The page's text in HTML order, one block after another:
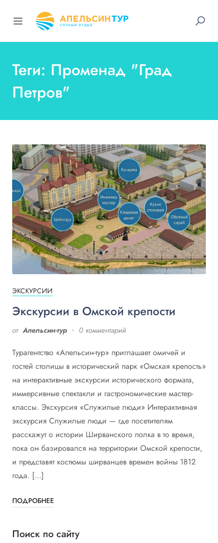
Теги: Променад "Град
Петров"
ЭКСКУРСИИ
Экскурсии в Омской крепости
от Апельсин-тур 0 комментарий
Турагентство «Апельсин-тур» приглашает омичей и
гостей столицы в исторический парк «Омская крепость»
на интерактивные экскурсии исторического формата,
иммерсивные спектакли и гастрономические мастер-
классы. Экскурсия «Служилые люди» Интерактивная
экскурсия Служилые люди — где посетителям
расскажут о истории Ширванского полка в то время,
пока он базировался на территории Омской крепости,
и представят костюмы ширванцев времен войны 1812
года. […]
ПОДРОБНЕЕ
Поиск по сайту